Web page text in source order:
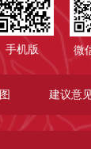
手机版 微
建议意